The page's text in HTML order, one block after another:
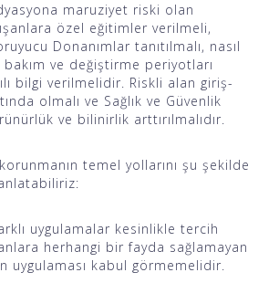
maruziyet riski olan
özel eğitimler verilmeli,
Donanımlar tanıtılmalı, nasıl
bakım ve değiştirme periyotları
bilgi verilmelidir. Riskli alan giriş-
olmalı ve Sağlık ve Güvenlik
ve bilinirlik arttırılmalıdır.
temel yollarını şu şekilde
uygulamalar kesinlikle tercih
herhangi bir fayda sağlamayan
uygulaması kabul görmemelidir.